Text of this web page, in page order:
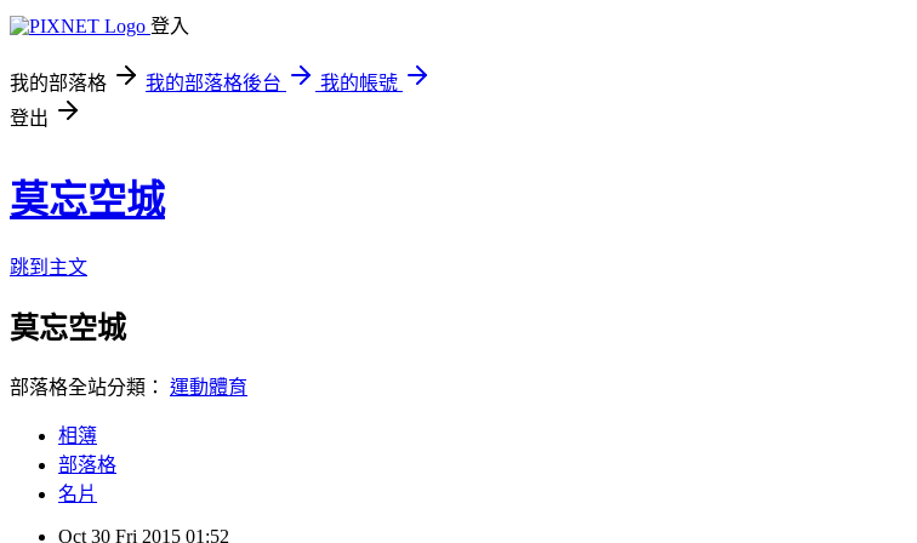
登入
我的部落格 我的部落格後台
我的帳號
登出
莫忘空城
跳到主文
莫忘空城
部落格全站分類： 運動體育
相簿
部落格
名片
Oct 30 Fri 2015 01:52